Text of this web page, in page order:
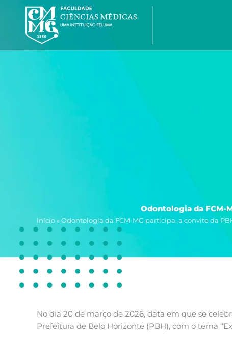
conteúdo
Odontologia da FCM-
Início » Odontologia da FCM-MG participa, a convite da
No dia 20 de março de 2026, data em que se
Prefeitura de Belo Horizonte (PBH), com o tema